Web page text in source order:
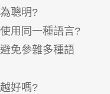
聰明?
用同一種語言?
免參雜多種語
好嗎?